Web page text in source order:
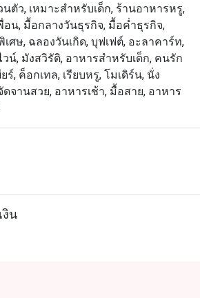
addition, 2 kinds
provided in the
Staffs were
attentive. Khun
my experience at
and kitchen
were too sweet.
จที่จะสร้างปรากฏการณ์ของอาหาร
เชฟจากทุกห้องอาหารของโรงแรมฯ
รยุโรป อินเดียและขนมหวาน จะจัด
บที่พวกเขาถนัด มาจัดวางให้ท่านเลือก
รูปลักษณ์ใหม่เป็นสไตล์ไทย นีโอ-โค
อร์ที่หรูหรา มีรสนิยม แฝงความเป็น
ตัว
วณ “เดอะ บรอนซ์ คิทเช่น” มี
นและเย็น ถัดมาจะพบ “ห้องวไลย”
มุด มองเห็นต้นไม้ใหญ่เรียงราย
กดื่ม รับประทานอาหาร ใกล้ๆ น้ำพุ ชม
ทยุ หรือจะเป็นพื้นที่สำหรับสูบบุหรี่ก็ได้
ล์ไทยร่วมสมัยที่ The Rain Tree Café
ป็นการผสมผสานที่ลงตัวระหว่าง การ
ตัว, เหมาะสำหรับเด็ก, ร้านอาหารหรู,
น, มื้อกลางวันธุรกิจ, มื้อค่ำธุรกิจ,
ศษ, ฉลองวันเกิด, บุฟเฟต์, อะลาคาร์ท,
น์, มังสวิรัติ, อาหารสำหรับเด็ก, คนรัก
ร์, ค็อกเทล, เรียบหรู, โมเดิร์น, นั่ง
ดจานสวย, อาหารเช้า, มื้อสาย, อาหาร
งิน